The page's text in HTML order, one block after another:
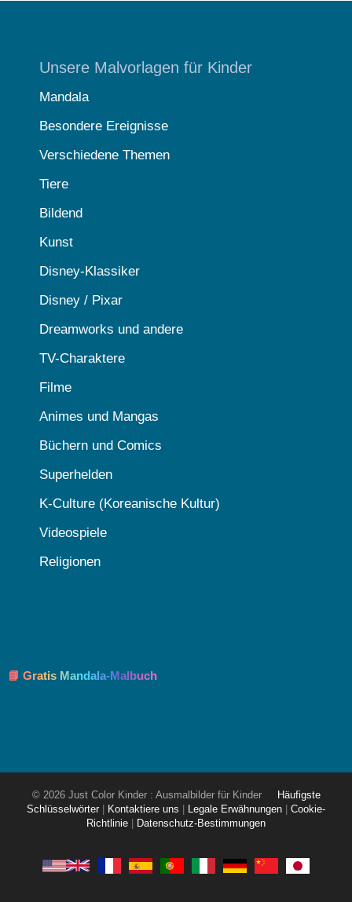
Unsere Malvorlagen für Kinder
Mandala
Besondere Ereignisse
Verschiedene Themen
Tiere
Bildend
Kunst
Disney-Klassiker
Disney / Pixar
Dreamworks und andere
TV-Charaktere
Filme
Animes und Mangas
Büchern und Comics
Superhelden
K-Culture (Koreanische Kultur)
Videospiele
Religionen
📘 Gratis Mandala-Malbuch
© 2026 Just Color Kinder : Ausmalbilder für Kinder
Häufigste
Schlüsselwörter
Kontaktiere uns Legale Erwähnungen
Cookie-
Richtlinie
Datenschutz-Bestimmungen